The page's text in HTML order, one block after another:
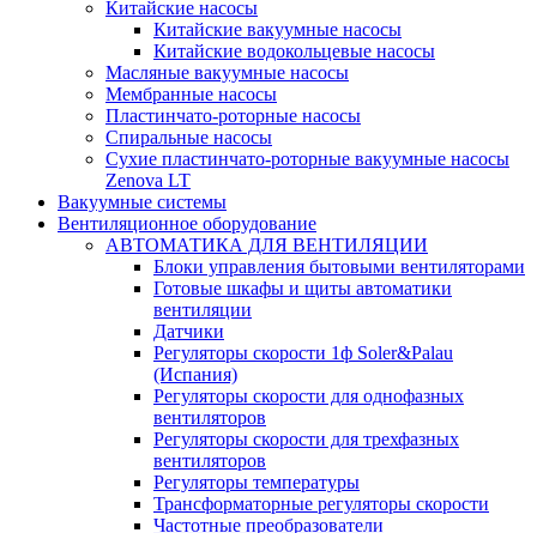
Китайские насосы
Китайские вакуумные насосы
Китайские водокольцевые насосы
Масляные вакуумные насосы
Мембранные насосы
Пластинчато-роторные насосы
Спиральные насосы
Сухие пластинчато-роторные вакуумные насосы
Zenova LT
Вакуумные системы
Вентиляционное оборудование
АВТОМАТИКА ДЛЯ ВЕНТИЛЯЦИИ
Блоки управления бытовыми вентиляторами
Готовые шкафы и щиты автоматики
вентиляции
Датчики
Регуляторы скорости 1ф Soler&Palau
(Испания)
Регуляторы скорости для однофазных
вентиляторов
Регуляторы скорости для трехфазных
вентиляторов
Регуляторы температуры
Трансформаторные регуляторы скорости
Частотные преобразователи